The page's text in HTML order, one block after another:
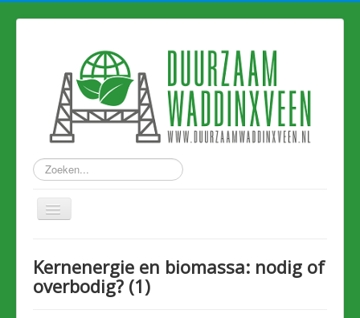
Zoeken...
Nieuws
Kernenergie en biomassa: nodig of
overbodig? (1)